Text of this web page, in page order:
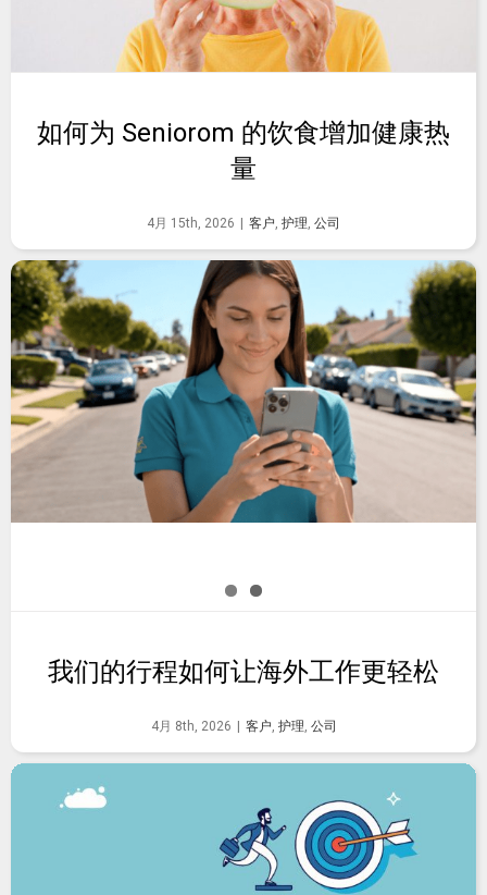
如何为 Seniorom 的饮食增加健康热
量
4月 15th, 2026 客户, 护理, 公司
我们的行程如何让海外工作更轻松
4月 8th, 2026 客户, 护理, 公司